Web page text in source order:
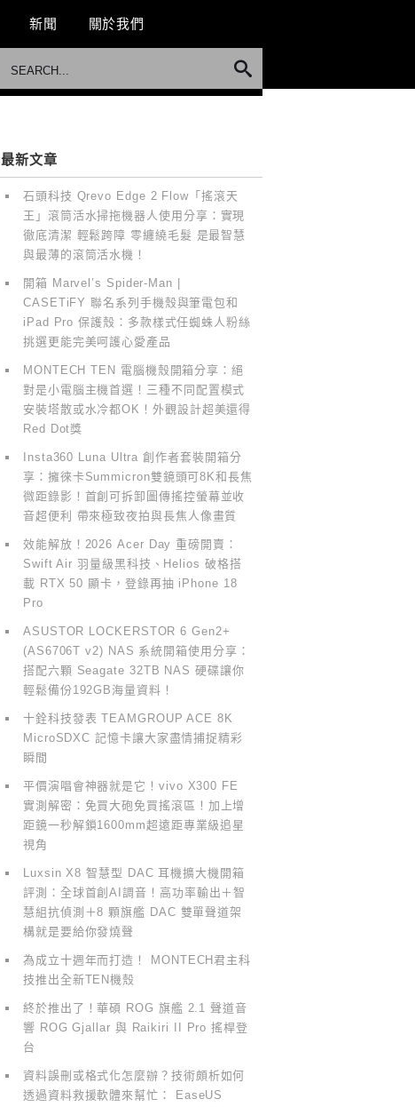
新聞 關於我們
最新文章
石頭科技 Qrevo Edge 2 Flow「搖滾天
王」滾筒活水掃拖機器人使用分享：實現
徹底清潔 輕鬆跨障 零纏繞毛髮 是最智慧
與最薄的滾筒活水機！
開箱 Marvel’s Spider-Man |
CASETiFY 聯名系列手機殼與筆電包和
iPad Pro 保護殼：多款樣式任蜘蛛人粉絲
挑選更能完美呵護心愛產品
MONTECH TEN 電腦機殼開箱分享：絕
對是小電腦主機首選！三種不同配置模式
安裝塔散或水冷都OK！外觀設計超美還得
Red Dot獎
Insta360 Luna Ultra 創作者套裝開箱分
享：擁徠卡Summicron雙鏡頭可8K和長焦
微距錄影！首創可拆卸圖傳搖控螢幕並收
音超便利 帶來極致夜拍與長焦人像畫質
效能解放！2026 Acer Day 重磅開賣：
Swift Air 羽量級黑科技、Helios 破格搭
載 RTX 50 顯卡，登錄再抽 iPhone 18
Pro
ASUSTOR LOCKERSTOR 6 Gen2+
(AS6706T v2) NAS 系統開箱使用分享：
搭配六顆 Seagate 32TB NAS 硬碟讓你
輕鬆備份192GB海量資料！
十銓科技發表 TEAMGROUP ACE 8K
MicroSDXC 記憶卡讓大家盡情捕捉精彩
瞬間
平價演唱會神器就是它！vivo X300 FE
實測解密：免買大砲免買搖滾區！加上增
距鏡一秒解鎖1600mm超遠距專業級追星
視角
Luxsin X8 智慧型 DAC 耳機擴大機開箱
評測：全球首創AI調音！高功率輸出＋智
慧組抗偵測＋8 顆旗艦 DAC 雙單聲道架
構就是要給你發燒聲
為成立十週年而打造！ MONTECH君主科
技推出全新TEN機殼
終於推出了！華碩 ROG 旗艦 2.1 聲道音
響 ROG Gjallar 與 Raikiri II Pro 搖桿登
台
資料誤刪或格式化怎麼辦？技術頗析如何
透過資料救援軟體來幫忙： EaseUS